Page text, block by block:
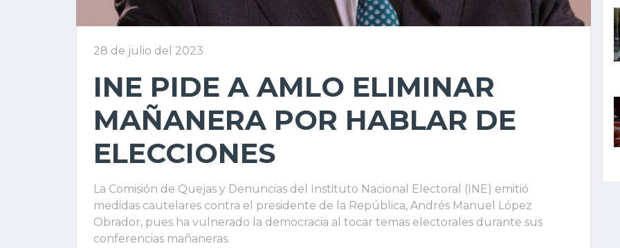
28 de julio del 2023
INE PIDE A AMLO ELIMINAR
MAÑANERA POR HABLAR DE
ELECCIONES
La Comisión de Quejas y Denuncias del Instituto Nacional Electoral (INE) emitió
medidas cautelares contra el presidente de la República, Andrés Manuel López
Obrador, pues ha vulnerado la democracia al tocar temas electorales durante sus
conferencias mañaneras.